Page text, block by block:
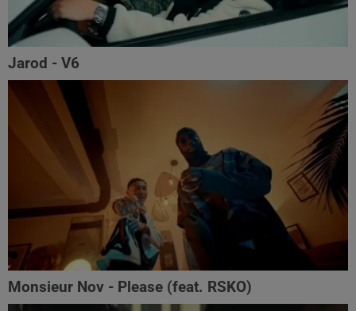
Jarod - V6
Monsieur Nov‬ - Please (feat. RSKO)